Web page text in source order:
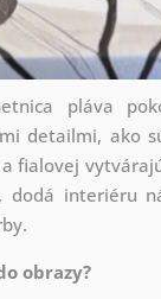
pláva
detailmi, ako
fialovej
dodá interiéru
obrazy?